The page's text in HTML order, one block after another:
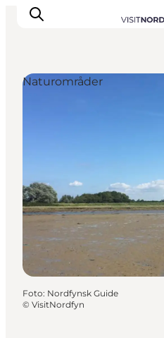
Spis og drik
Overnatning
Book oplevelser
For børn
Naturområder
Foto: Nordfynsk Guide
© VisitNordfyn